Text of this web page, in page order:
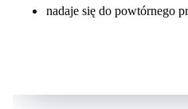
nadaje się do powtórnego